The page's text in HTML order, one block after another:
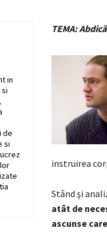
in
de
si
TEMA:
instruirea
Stând şi
atât de
ascunse